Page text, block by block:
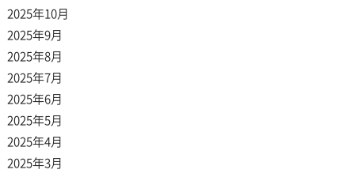
2025年10月
2025年9月
2025年8月
2025年7月
2025年6月
2025年5月
2025年4月
2025年3月